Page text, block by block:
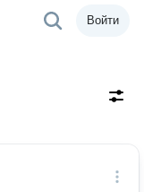
Войти